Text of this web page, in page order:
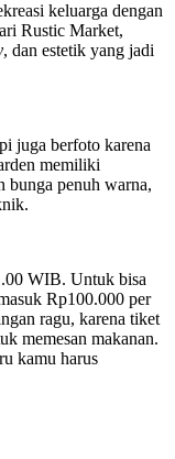
keluarga dengan
Rustic Market,
, dan estetik yang jadi
juga berfoto karena
memiliki
bunga penuh warna,
WIB. Untuk bisa
Rp100.000 per
ragu, karena tiket
memesan makanan.
kamu harus